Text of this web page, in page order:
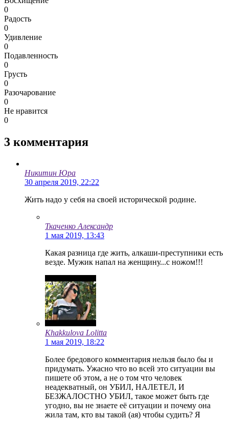
0
Радость
0
Удивление
0
Подавленность
0
Грусть
0
Разочарование
0
Не нравится
0
3 комментария
Никитин Юра
30 апреля 2019, 22:22
Жить надо у себя на своей исторической родине.
Ткаченко Александр
1 мая 2019, 13:43
Какая разница где жить, алкаши-преступники есть
везде. Мужик напал на женщину...с ножом!!!
Khakkulova Lolitta
1 мая 2019, 18:22
Более бредового комментария нельзя было бы и
придумать. Ужасно что во всей это ситуации вы
пишете об этом, а не о том что человек
неадекватный, он УБИЛ, НАЛЕТЕЛ, И
БЕЗЖАЛОСТНО УБИЛ, такое может быть где
угодно, вы не знаете её ситуации и почему она
жила там, кто вы такой (ая) чтобы судить? Я